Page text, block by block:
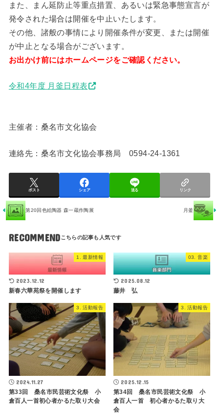
また、まん延防止等重点措置、あるいは緊急事態宣言が
発令された場合は開催を中止いたします。
その他、諸般の事情により開催条件が変更、または開催
が中止となる場合がございます。
お出かけ前にはホームページをご確認ください。
令和4年度 月釜日程表
主催者：桑名市文化協会
連絡先：桑名市文化協会事務局 0594-24-1361
ポスト シェア 送る リンク
第20回色絵陶器 森一蔵作陶展 月釜
RECOMMEND
1. 最新情報
2023.12.12
新春六華苑祭を開催します
03. 音楽
2025.08.12
藤井 弘
3. 活動報告
2024.11.27
第33回 桑名市民芸術文化祭 小
倉百人一首初心者かるた取り大会
3. 活動報告
2025.12.15
第34回 桑名市民芸術文化祭 小
倉百人一首 初心者かるた取り大
会